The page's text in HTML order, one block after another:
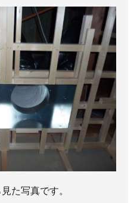
た写真です。